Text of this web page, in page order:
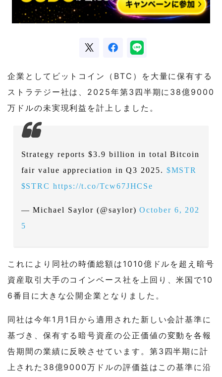
企業としてビットコイン（BTC）を大量に保有する
ストラテジー社は、2025年第3四半期に38億9000
万ドルの未実現利益を計上しました。
Strategy reports $3.9 billion in total Bitcoin
fair value appreciation in Q3 2025. $MSTR
$STRC https://t.co/Tcw67JHCSe
— Michael Saylor (@saylor)October 6, 202
5
これにより同社の時価総額は1010億ドルを超え暗号
資産取引大手のコインベース社を上回り、米国で10
6番目に大きな公開企業となりました。
同社は今年1月1日から適用された新しい会計基準に
基づき、保有する暗号資産の公正価値の変動を各報
告期間の業績に反映させています。第3四半期に計
上された38億9000万ドルの評価益はこの基準に沿